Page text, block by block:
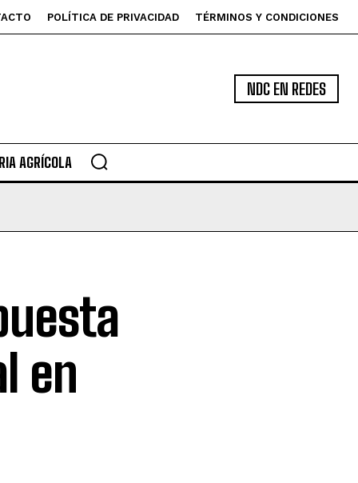
POLÍTICA DE PRIVACIDAD TÉRMINOS Y CONDICIONES
NDC EN REDES
AGRÍCOLA
en